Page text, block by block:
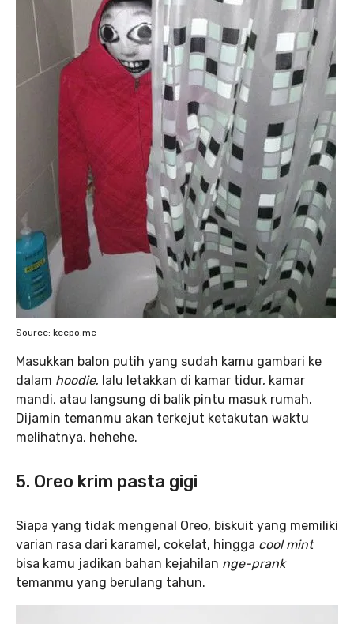
Source: keepo.me
Masukkan balon putih yang sudah kamu gambari ke
dalam hoodie, lalu letakkan di kamar tidur, kamar
mandi, atau langsung di balik pintu masuk rumah.
Dijamin temanmu akan terkejut ketakutan waktu
melihatnya, hehehe.
5. Oreo krim pasta gigi
Siapa yang tidak mengenal Oreo, biskuit yang memiliki
varian rasa dari karamel, cokelat, hingga cool mint
bisa kamu jadikan bahan kejahilan nge-prank
temanmu yang berulang tahun.